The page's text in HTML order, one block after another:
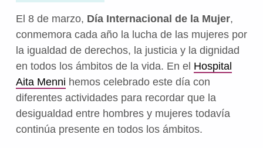
El 8 de marzo, Día Internacional de la Mujer,
conmemora cada año la lucha de las mujeres por
la igualdad de derechos, la justicia y la dignidad
en todos los ámbitos de la vida. En el Hospital
Aita Menni hemos celebrado este día con
diferentes actividades para recordar que la
desigualdad entre hombres y mujeres todavía
continúa presente en todos los ámbitos.